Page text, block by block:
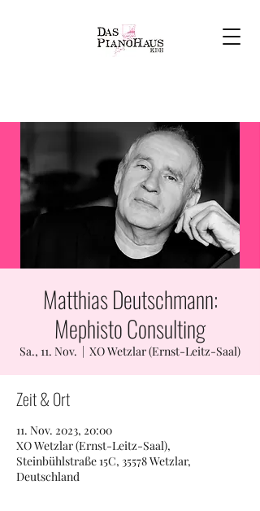
Matthias Deutschmann:
Mephisto Consulting
Sa., 11. Nov.
  |
XO Wetzlar (Ernst-Leitz-Saal)
Zeit & Ort
11. Nov. 2023, 20:00
XO Wetzlar (Ernst-Leitz-Saal),
Steinbühlstraße 15C, 35578 Wetzlar,
Deutschland